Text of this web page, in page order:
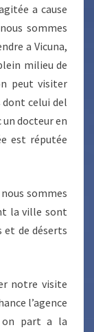
a cause
sommes
a Vicuna,
milieu de
peut visiter
celui del
docteur en
est réputée
sommes
la ville sont
et de déserts
notre visite
l’agence
on part a la